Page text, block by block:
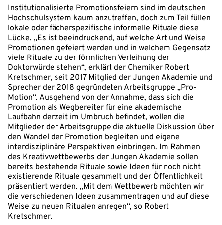
Institutionalisierte Promotionsfeiern sind im deutschen
Hochschulsystem kaum anzutreffen, doch zum Teil füllen
lokale oder fächerspezifische informelle Rituale diese
Lücke. „Es ist beeindruckend, auf welche Art und Weise
Promotionen gefeiert werden und in welchem Gegensatz
viele Rituale zu der förmlichen Verleihung der
Doktorwürde stehen“, erklärt der Chemiker Robert
Kretschmer, seit 2017 Mitglied der Jungen Akademie und
Sprecher der 2018 gegründeten Arbeitsgruppe „Pro-
Motion“. Ausgehend von der Annahme, dass sich die
Promotion als Wegbereiter für eine akademische
Laufbahn derzeit im Umbruch befindet, wollen die
Mitglieder der Arbeitsgruppe die aktuelle Diskussion über
den Wandel der Promotion begleiten und eigene
interdisziplinäre Perspektiven einbringen. Im Rahmen
des Kreativwettbewerbs der Jungen Akademie sollen
bereits bestehende Rituale sowie Ideen für noch nicht
existierende Rituale gesammelt und der Öffentlichkeit
präsentiert werden. „Mit dem Wettbewerb möchten wir
die verschiedenen Ideen zusammentragen und auf diese
Weise zu neuen Ritualen anregen“, so Robert
Kretschmer.